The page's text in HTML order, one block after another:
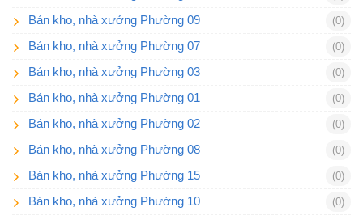
Bán kho, nhà xưởng Phường 09 (0)
Bán kho, nhà xưởng Phường 07 (0)
Bán kho, nhà xưởng Phường 03 (0)
Bán kho, nhà xưởng Phường 01 (0)
Bán kho, nhà xưởng Phường 02 (0)
Bán kho, nhà xưởng Phường 08 (0)
Bán kho, nhà xưởng Phường 15 (0)
Bán kho, nhà xưởng Phường 10 (0)